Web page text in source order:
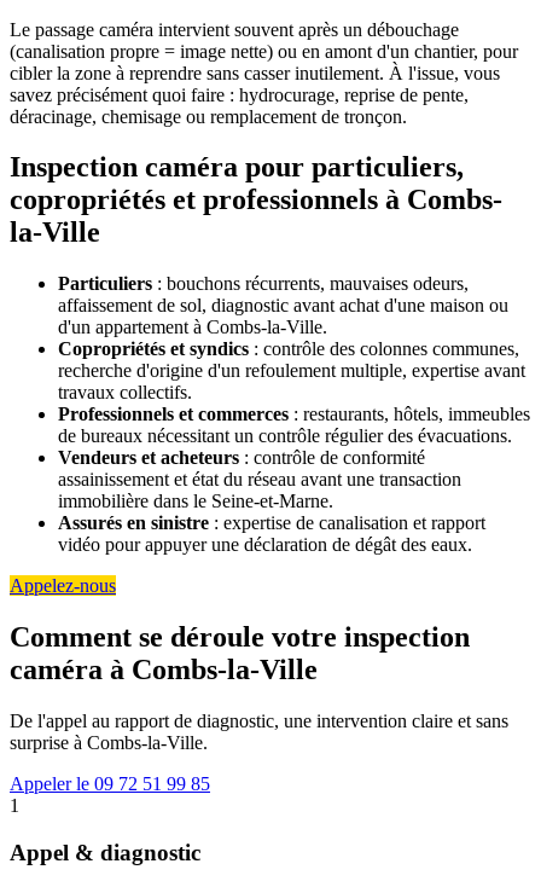
Le passage caméra intervient souvent après un débouchage
(canalisation propre = image nette) ou en amont d'un chantier, pour
cibler la zone à reprendre sans casser inutilement. À l'issue, vous
savez précisément quoi faire : hydrocurage, reprise de pente,
déracinage, chemisage ou remplacement de tronçon.
Inspection caméra pour particuliers,
copropriétés et professionnels à Combs-
la-Ville
Particuliers : bouchons récurrents, mauvaises odeurs,
affaissement de sol, diagnostic avant achat d'une maison ou
d'un appartement à Combs-la-Ville.
Copropriétés et syndics : contrôle des colonnes communes,
recherche d'origine d'un refoulement multiple, expertise avant
travaux collectifs.
Professionnels et commerces : restaurants, hôtels, immeubles
de bureaux nécessitant un contrôle régulier des évacuations.
Vendeurs et acheteurs : contrôle de conformité
assainissement et état du réseau avant une transaction
immobilière dans le Seine-et-Marne.
Assurés en sinistre : expertise de canalisation et rapport
vidéo pour appuyer une déclaration de dégât des eaux.
Appelez-nous
Comment se déroule votre inspection
caméra à Combs-la-Ville
De l'appel au rapport de diagnostic, une intervention claire et sans
surprise à Combs-la-Ville.
Appeler le 09 72 51 99 85
1
Appel & diagnostic